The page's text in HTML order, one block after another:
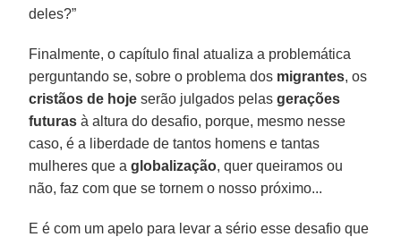
deles?”
Finalmente, o capítulo final atualiza a problemática
perguntando se, sobre o problema dos migrantes, os
cristãos de hoje serão julgados pelasgerações
futuras à altura do desafio, porque, mesmo nesse
caso, é a liberdade de tantos homens e tantas
mulheres que aglobalização, quer queiramos ou
não, faz com que se tornem o nosso próximo...
E é com um apelo para levar a sério esse desafio que